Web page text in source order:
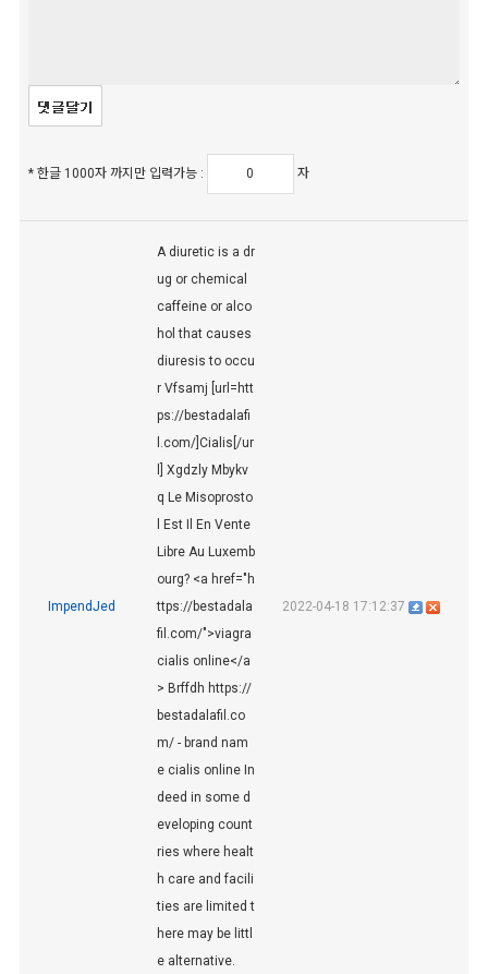
* 한글 1000자 까지만 입력가능 : 자
ImpendJed
A diuretic is a dr
ug or chemical
caffeine or alco
hol that causes
diuresis to occu
r Vfsamj [url=htt
ps://bestadalafi
l.com/]Cialis[/ur
l] Xgdzly Mbykv
q Le Misoprosto
l Est Il En Vente
Libre Au Luxemb
ourg? <a href="h
ttps://bestadala
fil.com/">viagra
cialis online</a
> Brffdh https://
bestadalafil.co
m/ - brand nam
e cialis online In
deed in some d
eveloping count
ries where healt
h care and facili
ties are limited t
here may be littl
e alternative.
2022-04-18 17:12:37